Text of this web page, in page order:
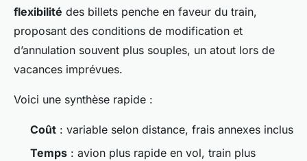
flexibilité des billets penche en faveur du train,
proposant des conditions de modification et
d’annulation souvent plus souples, un atout lors de
vacances imprévues.
Voici une synthèse rapide :
Coût : variable selon distance, frais annexes inclus
Temps : avion plus rapide en vol, train plus